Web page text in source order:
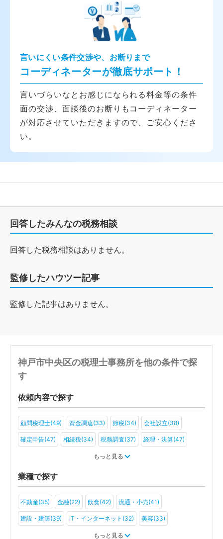
言いにくい条件交渉や、お断りまで
コーディネーターが徹底サポート！
言いづらいなとお感じになられる料金等の条件
面の交渉、面談後のお断りもコーディネーター
が対応させていただきますので、ご安心くださ
い。
回答したみんなの税務相談
回答した税務相談はありません。
監修したハウツー記事
監修した記事はありません。
神戸市中央区の税理士事務所を他の条件で探
す
依頼内容で探す
顧問税理士(49) 資金調達(33) 節税(34) 会社設立(38)
確定申告(47) 相続税(34) 税務調査(37) 経理・決算(47)
もっと見る
業種で探す
不動産(35) 金融(22) 飲食(42) 流通・小売(41)
建設・建築(39) IT・インターネット(32) 美容(33)
教育(24)
もっと見る